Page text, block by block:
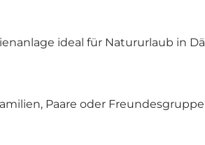
ideal für Natururlaub in
Paare oder